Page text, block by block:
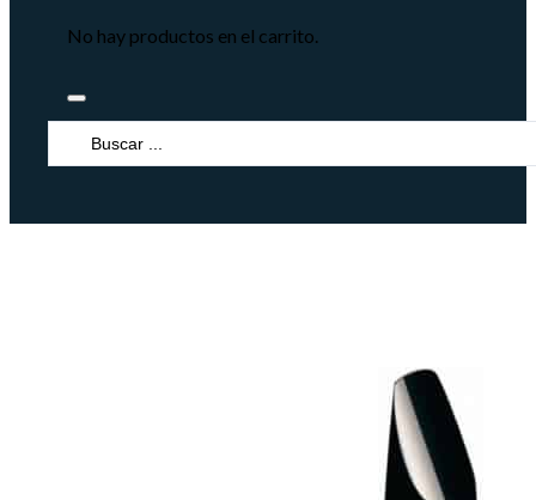
No hay productos en el carrito.
Search
...